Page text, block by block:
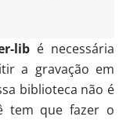
libé necessária
a gravação em
biblioteca não é
tem que fazer o